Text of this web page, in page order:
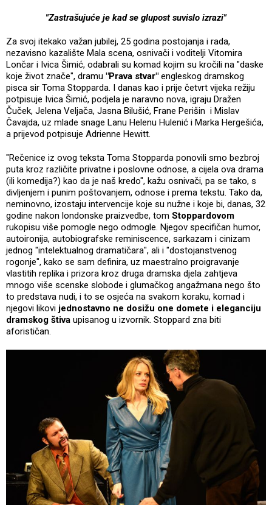
"Zastrašujuće je kad se glupost suvislo izrazi"
Za svoj itekako važan jubilej, 25 godina postojanja i rada,
nezavisno kazalište Mala scena, osnivači i voditelji Vitomira
Lončar i Ivica Šimić, odabrali su komad kojim su kročili na "daske
koje život znače", dramu "Prava stvar" engleskog dramskog
pisca sir Toma Stopparda. I danas kao i prije četvrt vijeka režiju
potpisuje Ivica Šimić, podjela je naravno nova, igraju Dražen
Čuček, Jelena Veljača, Jasna Bilušić, Frane Perišin i Mislav
Čavajda, uz mlade snage Lanu Helenu Hulenić i Marka Hergešića,
a prijevod potpisuje Adrienne Hewitt.
"Rečenice iz ovog teksta Toma Stopparda ponovili smo bezbroj
puta kroz različite privatne i poslovne odnose, a cijela ova drama
(ili komedija?) kao da je naš kredo", kažu osnivači, pa se tako, s
divljenjem i punim poštovanjem, odnose i prema tekstu. Tako da,
neminovno, izostaju intervencije koje su nužne i koje bi, danas, 32
godine nakon londonske praizvedbe, tom Stoppardovom
rukopisu više pomogle nego odmogle. Njegov specifičan humor,
autoironija, autobiografske reminiscence, sarkazam i cinizam
jednog "intelektualnog dramatičara", ali i "dostojanstvenog
rogonje", kako se sam definira, uz maestralno proigravanje
vlastitih replika i prizora kroz druga dramska djela zahtjeva
mnogo više scenske slobode i glumačkog angažmana nego što
to predstava nudi, i to se osjeća na svakom koraku, komad i
njegovi likovi jednostavno ne dosižu one domete i eleganciju
dramskog štiva upisanog u izvornik. Stoppard zna biti
aforističan.